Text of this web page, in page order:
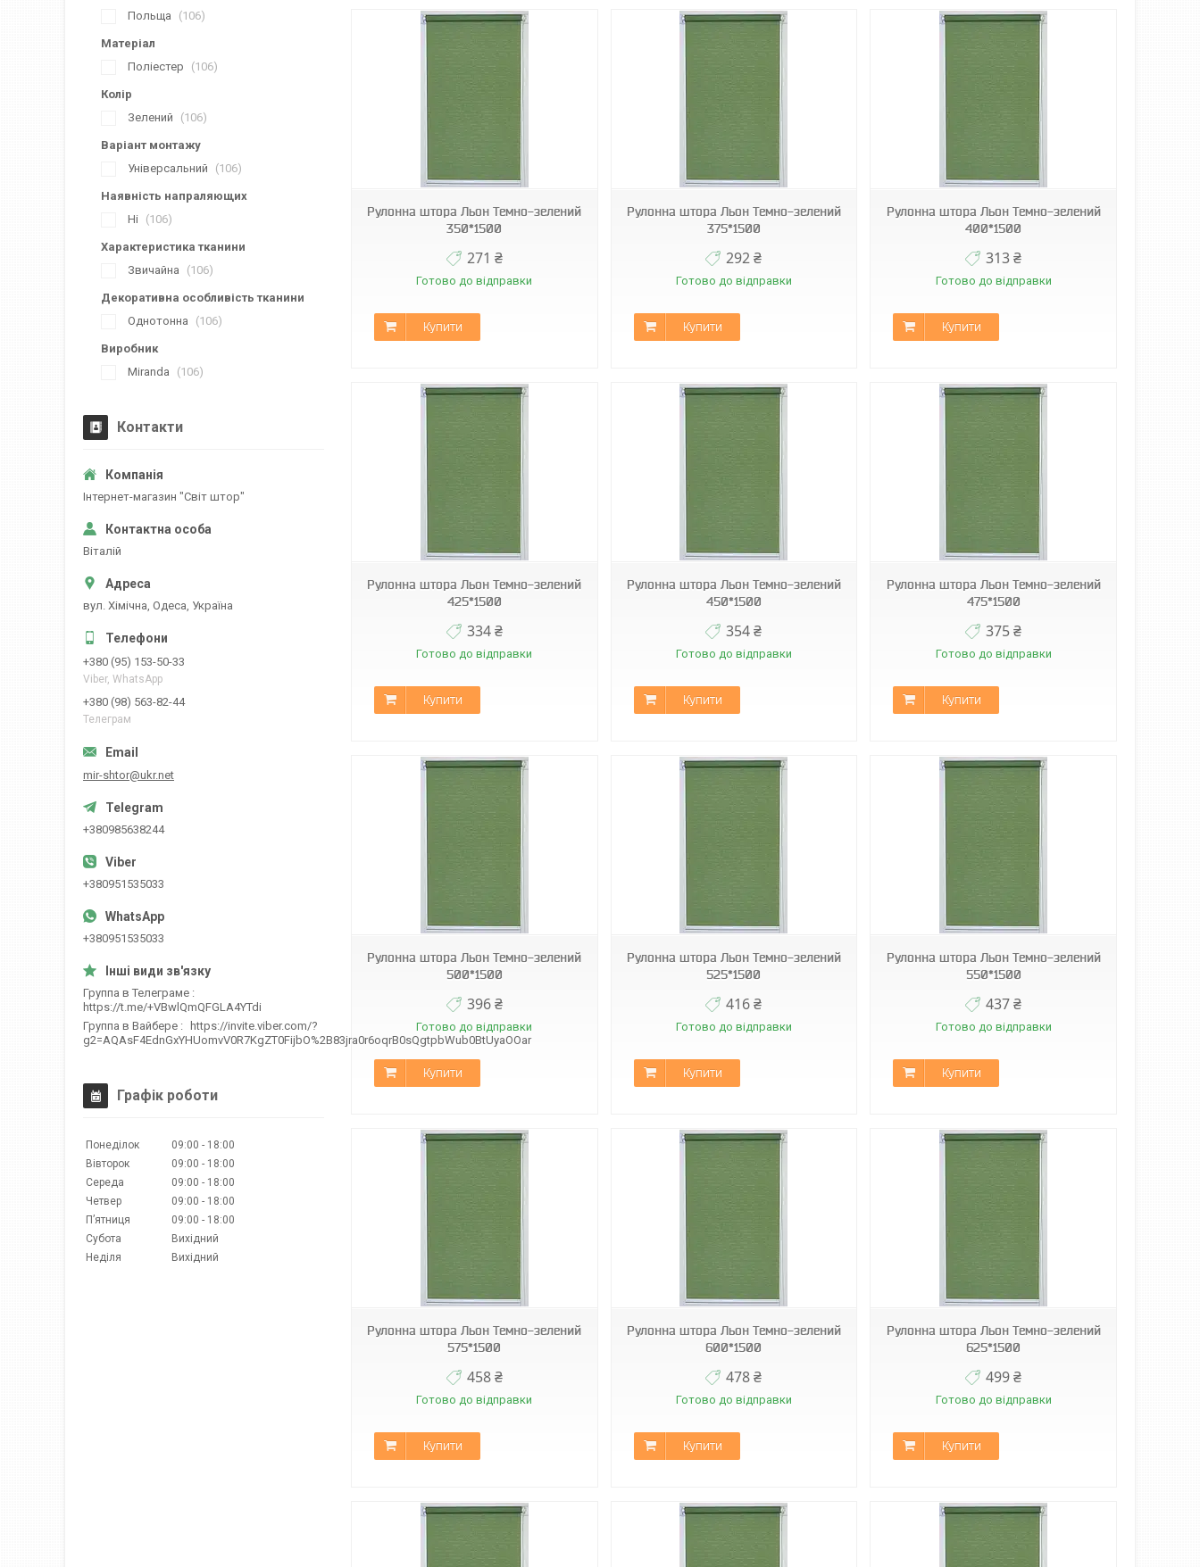
Рулонна штора Льон Темно-зелений
350*1500
271 ₴
Готово до відправки
Купити
Рулонна штора Льон Темно-зелений
375*1500
292 ₴
Готово до відправки
Купити
Рулонна штора Льон Темно-зелений
400*1500
313 ₴
Готово до відправки
Купити
МБ-2098
Рулонна штора Льон Темно-зелений
425*1500
334 ₴
Готово до відправки
Купити
Рулонна штора Льон Темно-зелений
450*1500
354 ₴
Готово до відправки
Купити
Рулонна штора Льон Темно-зелений
475*1500
375 ₴
Готово до відправки
Купити
Рулонна штора Льон Темно-зелений
500*1500
396 ₴
Готово до відправки
Купити
Рулонна штора Льон Темно-зелений
525*1500
416 ₴
Готово до відправки
Купити
Рулонна штора Льон Темно-зелений
550*1500
437 ₴
Готово до відправки
Купити
Рулонна штора Льон Темно-зелений
575*1500
458 ₴
Готово до відправки
Купити
Рулонна штора Льон Темно-зелений
600*1500
478 ₴
Готово до відправки
Купити
Рулонна штора Льон Темно-зелений
625*1500
499 ₴
Готово до відправки
Купити
Польща
106
Матеріал
Поліестер
106
Колір
Зелений
106
Варіант монтажу
Універсальний
106
Наявність напраляющих
Ні
106
Характеристика тканини
Звичайна
106
Декоративна особливість тканини
Однотонна
106
Виробник
Miranda
106
Контакти
Iнтернет-магазин "Свiт штор"
Вiталiй
вул. Хiмiчна, Одеса, Україна
+380 (95) 153-50-33
Viber, WhatsApp
+380 (98) 563-82-44
Телеграм
mir-shtor@ukr.net
+380985638244
+380951535033
+380951535033
Группа в Телеграме
https://t.me/+VBwlQmQFGLA4YTdi
Группа в Вайбере
https://invite.viber.com/?
g2=AQAsF4EdnGxYHUomvV0R7KgZT0FijbO%2B83jra0r6oqrB0sQgtpbWub0BtUyaOOar
Графік роботи
Понеділок 09:00
18:00
Вівторок
09:00
18:00
Середа
09:00
18:00
Четвер
09:00
18:00
Пʼятниця
09:00
18:00
Субота
Вихідний
Неділя
Вихідний